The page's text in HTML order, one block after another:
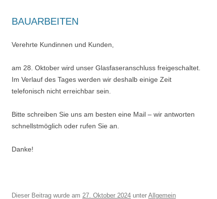
BAUARBEITEN
Verehrte Kundinnen und Kunden,
am 28. Oktober wird unser Glasfaseranschluss freigeschaltet.
Im Verlauf des Tages werden wir deshalb einige Zeit
telefonisch nicht erreichbar sein.
Bitte schreiben Sie uns am besten eine Mail – wir antworten
schnellstmöglich oder rufen Sie an.
Danke!
Dieser Beitrag wurde am 27. Oktober 2024 unter Allgemein